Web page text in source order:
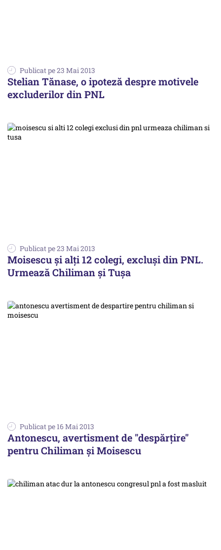
Publicat pe 23 Mai 2013
Stelian Tănase, o ipoteză despre motivele
excluderilor din PNL
Publicat pe 23 Mai 2013
Moisescu și alți 12 colegi, excluși din PNL.
Urmează Chiliman și Tușa
Publicat pe 16 Mai 2013
Antonescu, avertisment de "despărțire"
pentru Chiliman și Moisescu